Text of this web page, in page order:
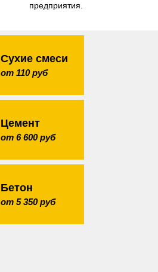
предприятия.
Сухие смеси
от 110 руб
Цемент
от 6 600 руб
Бетон
от 5 350 руб